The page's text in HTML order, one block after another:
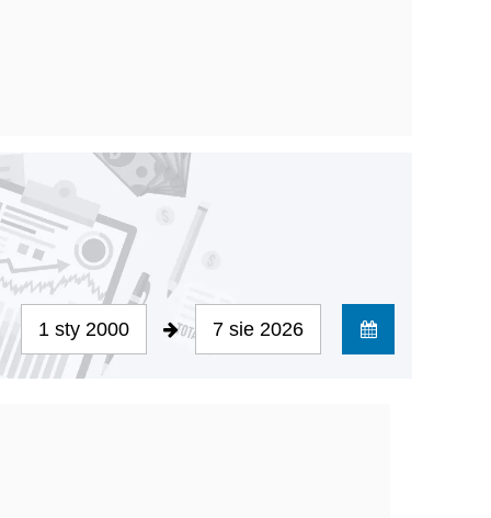
1 sty 2000 7 sie 2026